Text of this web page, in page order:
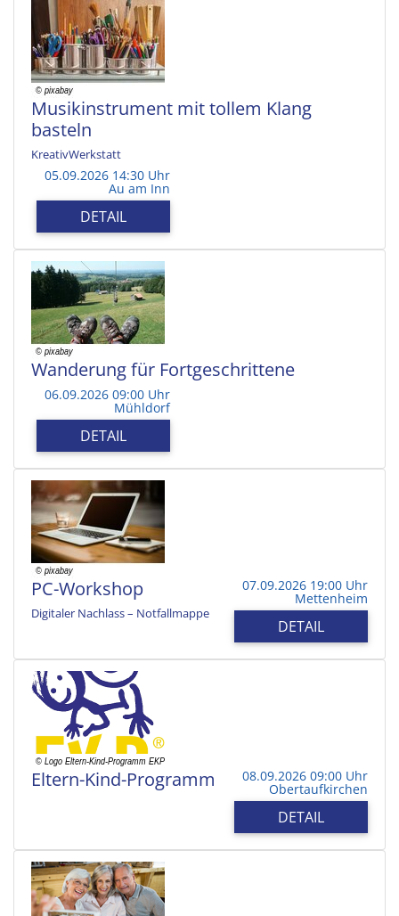
Musikinstrument mit tollem Klang
basteln
KreativWerkstatt
05.09.2026 14:30 Uhr
Au am Inn
DETAIL
Wanderung für Fortgeschrittene
06.09.2026 09:00 Uhr
Mühldorf
DETAIL
PC-Workshop
Digitaler Nachlass – Notfallmappe
07.09.2026 19:00 Uhr
Mettenheim
DETAIL
Eltern-Kind-Programm 08.09.2026 09:00 Uhr
Obertaufkirchen
DETAIL